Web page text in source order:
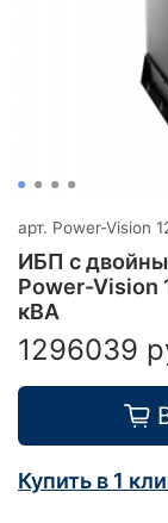
арт. Power-Vision
ИБП с
Power-Vision
кВА
1296039
Купить в 1